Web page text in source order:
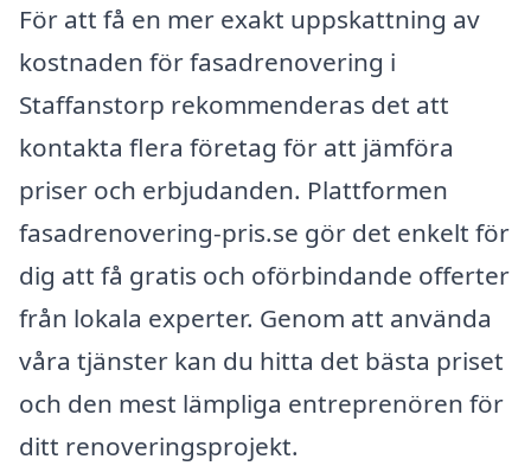
För att få en mer exakt uppskattning av
kostnaden för fasadrenovering i
Staffanstorp rekommenderas det att
kontakta flera företag för att jämföra
priser och erbjudanden. Plattformen
fasadrenovering-pris.se gör det enkelt för
dig att få gratis och oförbindande offerter
från lokala experter. Genom att använda
våra tjänster kan du hitta det bästa priset
och den mest lämpliga entreprenören för
ditt renoveringsprojekt.